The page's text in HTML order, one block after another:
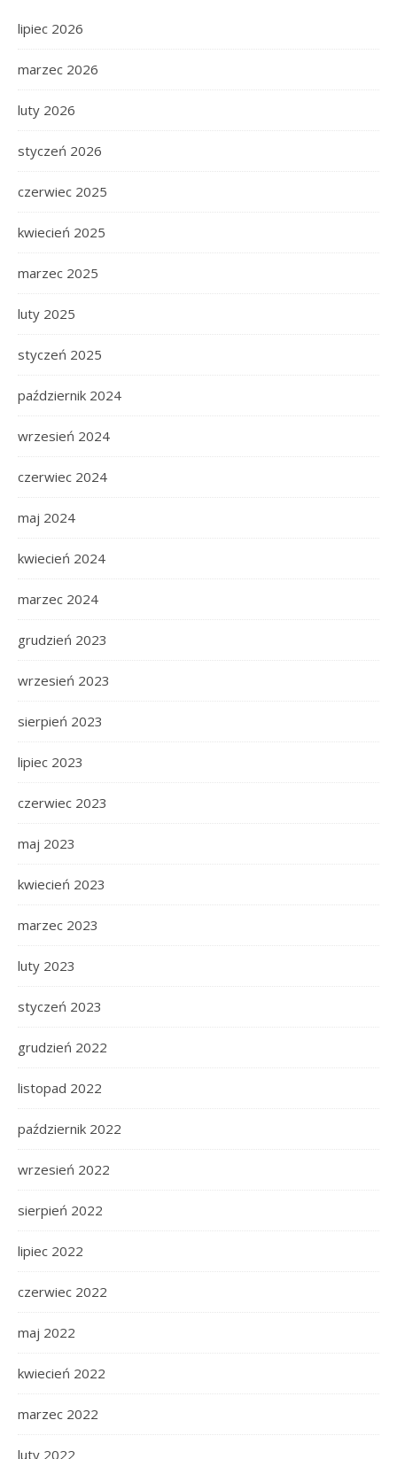
lipiec 2026
marzec 2026
luty 2026
styczeń 2026
czerwiec 2025
kwiecień 2025
marzec 2025
luty 2025
styczeń 2025
październik 2024
wrzesień 2024
czerwiec 2024
maj 2024
kwiecień 2024
marzec 2024
grudzień 2023
wrzesień 2023
sierpień 2023
lipiec 2023
czerwiec 2023
maj 2023
kwiecień 2023
marzec 2023
luty 2023
styczeń 2023
grudzień 2022
listopad 2022
październik 2022
wrzesień 2022
sierpień 2022
lipiec 2022
czerwiec 2022
maj 2022
kwiecień 2022
marzec 2022
luty 2022